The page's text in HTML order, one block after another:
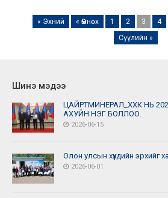
« Эхний « Өмнөх 1 2 3 4
Сүүлийн »
Шинэ мэдээ
ЦАЙРТМИНЕРАЛ_ХХК НЬ
АХУЙН НЭГ БОЛЛОО.
2026-06-15
Олон улсын хүүхдийн эрхийг
2026-06-01